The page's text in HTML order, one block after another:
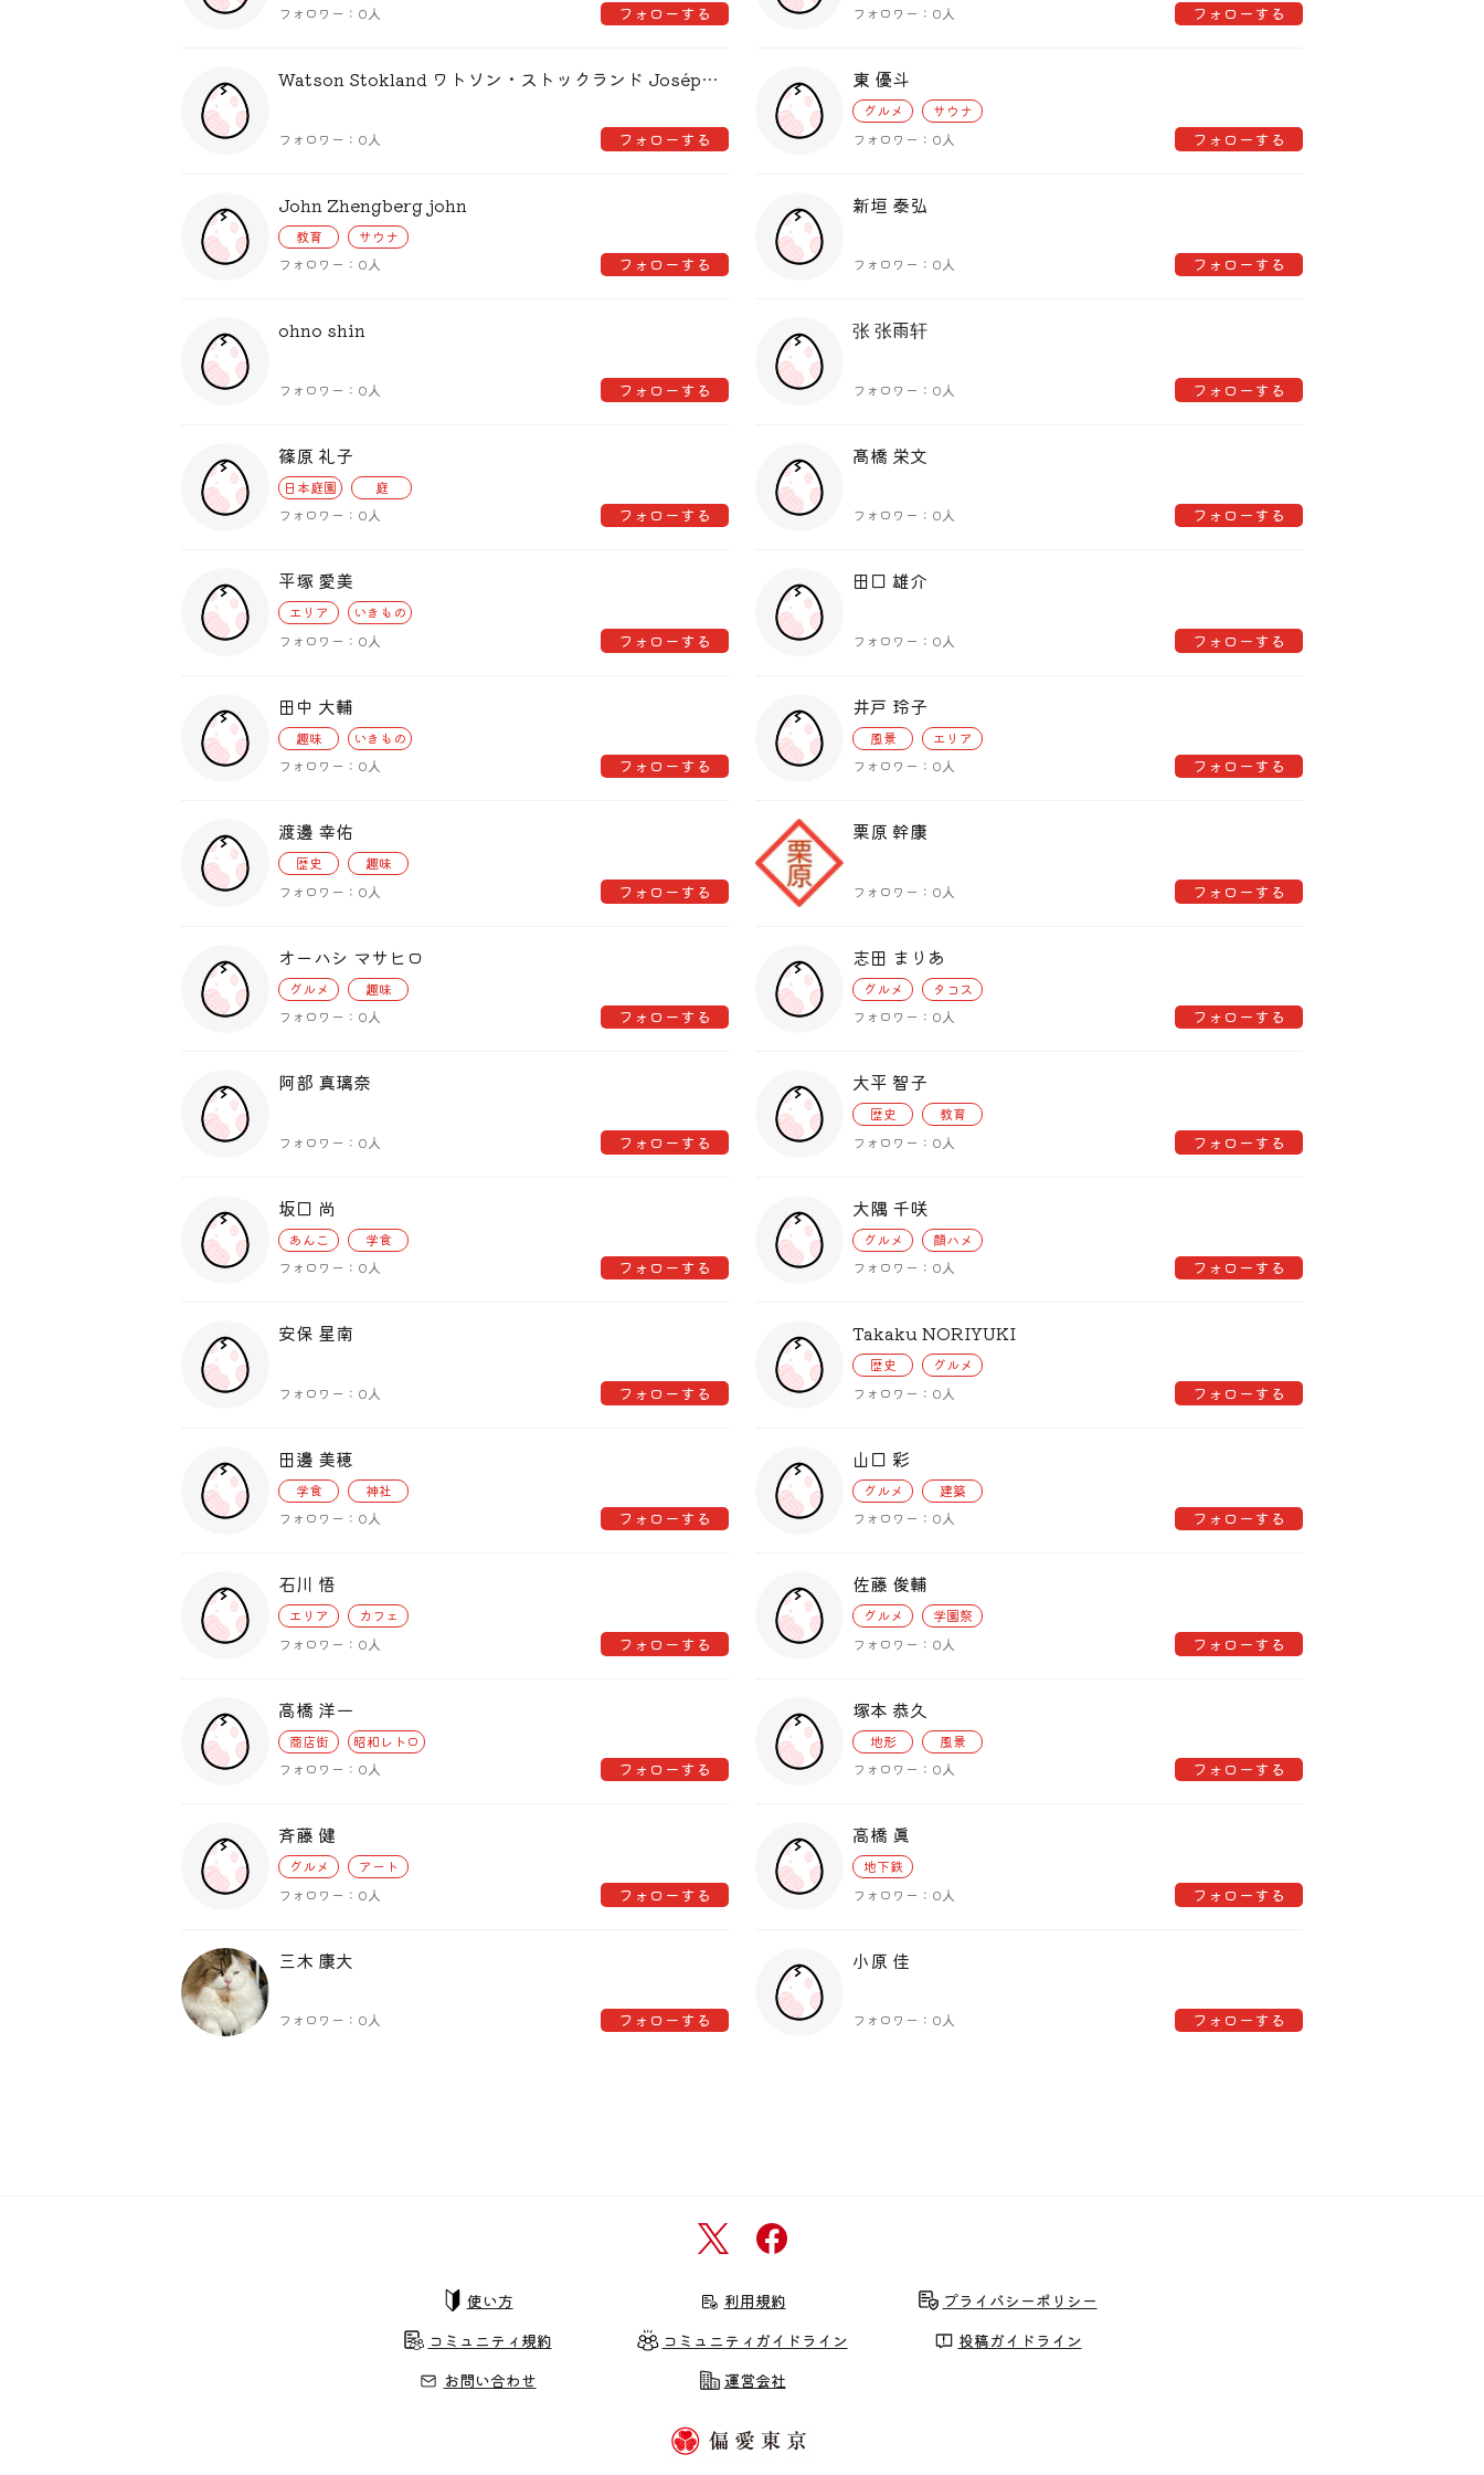
偏愛コミュニティ
偏愛記事
偏愛人
偏愛スポット
フォロワー：0人
フォローする
フォロワー：0人
フォローする
Watson Stokland ワトソン・ストックランド Joséphine ジョセフィン
フォロワー：0人 フォローする
東 優斗
グルメ
サウナ
フォロワー：0人
フォローする
John Zhengberg john
教育
サウナ
フォロワー：0人
フォローする
新垣 泰弘
フォロワー：0人 フォローする
ohno shin
フォロワー：0人 フォローする
张 张雨轩
フォロワー：0人 フォローする
篠原 礼子
日本庭園
庭
フォロワー：0人
フォローする
髙橋 栄文
フォロワー：0人 フォローする
平塚 愛美
エリア
いきもの
フォロワー：0人
フォローする
田口 雄介
フォロワー：0人 フォローする
田中 大輔
趣味
いきもの
フォロワー：0人
フォローする
井戸 玲子
風景
エリア
フォロワー：0人
フォローする
渡邊 幸佑
歴史
趣味
フォロワー：0人
フォローする
栗原 幹康
フォロワー：0人 フォローする
オーハシ マサヒロ
グルメ
趣味
フォロワー：0人
フォローする
志田 まりあ
グルメ
タコス
フォロワー：0人
フォローする
阿部 真璃奈
フォロワー：0人 フォローする
大平 智子
歴史
教育
フォロワー：0人
フォローする
坂口 尚
あんこ
学食
フォロワー：0人
フォローする
大隅 千咲
グルメ
顔ハメ
フォロワー：0人
フォローする
安保 星南
フォロワー：0人 フォローする
Takaku NORIYUKI
歴史
グルメ
フォロワー：0人
フォローする
田邊 美穂
学食
神社
フォロワー：0人
フォローする
山口 彩
グルメ
建築
フォロワー：0人
フォローする
石川 悟
エリア
カフェ
フォロワー：0人
フォローする
佐藤 俊輔
グルメ
学園祭
フォロワー：0人
フォローする
高橋 洋一
商店街
昭和レトロ
フォロワー：0人
フォローする
塚本 恭久
地形
風景
フォロワー：0人
フォローする
斉藤 健
グルメ
アート
フォロワー：0人
フォローする
高橋 眞
地下鉄
フォロワー：0人
フォローする
三木 康大
フォロワー：0人 フォローする
小原 佳
フォロワー：0人 フォローする
使い方 利用規約
プライバシーポリシー
コミュニティ規約
コミュニティガイドライン
投稿ガイドライン
お問い合わせ
運営会社